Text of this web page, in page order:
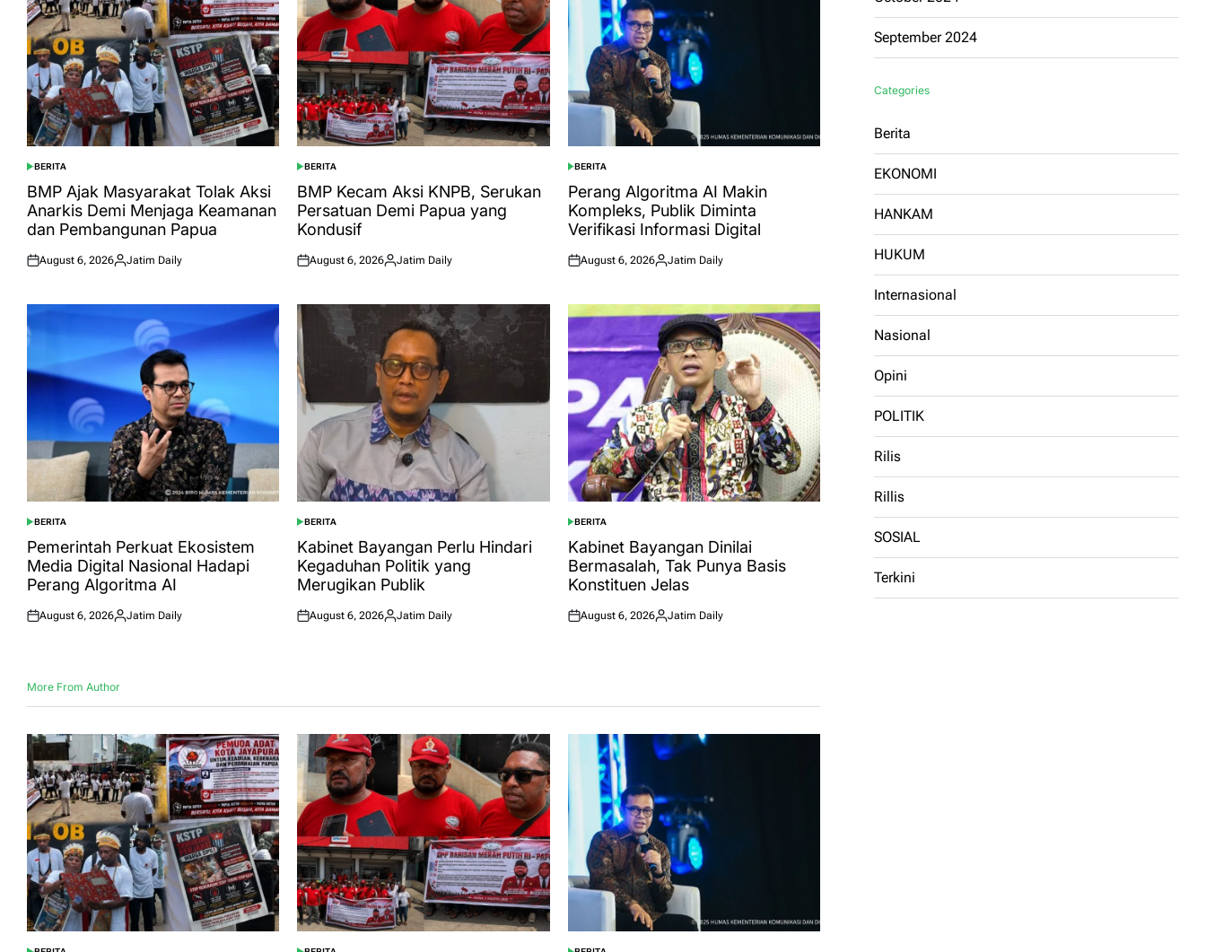
POSTED
IN
BERITA
BMP Ajak Masyarakat Tolak Aksi
Anarkis Demi Menjaga Keamanan
dan Pembangunan Papua
Posted
August 6, 2026
Posted
Jatim Daily
POSTED
IN
BERITA
BMP Kecam Aksi KNPB, Serukan
Persatuan Demi Papua yang
Kondusif
Posted
August 6, 2026
Posted
Jatim Daily
POSTED
IN
BERITA
Perang Algoritma AI Makin
Kompleks, Publik Diminta
Verifikasi Informasi Digital
Posted
August 6, 2026
Posted
Jatim Daily
POSTED
IN
BERITA
Pemerintah Perkuat Ekosistem
Media Digital Nasional Hadapi
Perang Algoritma AI
Posted
August 6, 2026
Posted
Jatim Daily
POSTED
IN
BERITA
Kabinet Bayangan Perlu Hindari
Kegaduhan Politik yang
Merugikan Publik
Posted
August 6, 2026
Posted
Jatim Daily
POSTED
IN
BERITA
Kabinet Bayangan Dinilai
Bermasalah, Tak Punya Basis
Konstituen Jelas
Posted
August 6, 2026
Posted
Jatim Daily
More From Author
September 2024
Categories
Berita
EKONOMI
HANKAM
HUKUM
Internasional
Nasional
Opini
POLITIK
Rilis
Rillis
SOSIAL
Terkini